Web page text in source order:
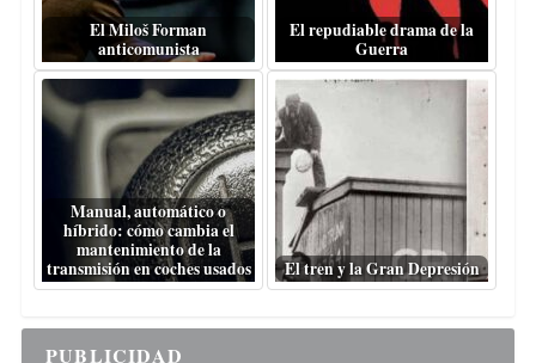
El Miloš Forman
anticomunista
El repudiable drama de la
Guerra
Manual, automático o
híbrido: cómo cambia el
mantenimiento de la
transmisión en coches usados
El tren y la Gran Depresión
PUBLICIDAD